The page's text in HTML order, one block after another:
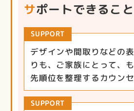
サポートできること
SUPPORT
デザインや間取りなどの
りも、ご家族にとって、
先順位を整理するカウン
SUPPORT